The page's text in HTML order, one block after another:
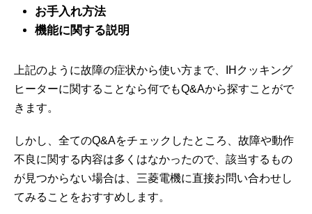
お手入れ方法
機能に関する説明
上記のように故障の症状から使い方まで、IHクッキング
ヒーターに関することなら何でもQ&Aから探すことがで
きます。
しかし、全てのQ&Aをチェックしたところ、故障や動作
不良に関する内容は多くはなかったので、該当するもの
が見つからない場合は、三菱電機に直接お問い合わせし
てみることをおすすめします。